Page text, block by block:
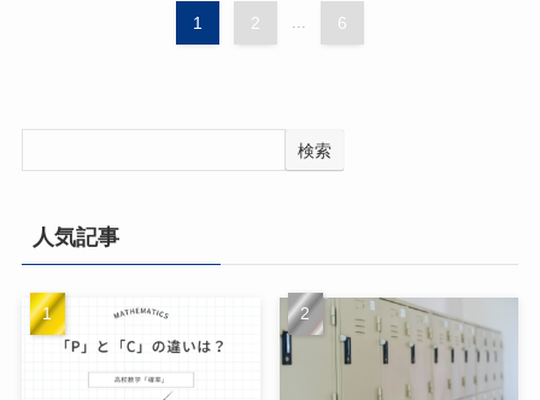
1 2 6
検索
人気記事